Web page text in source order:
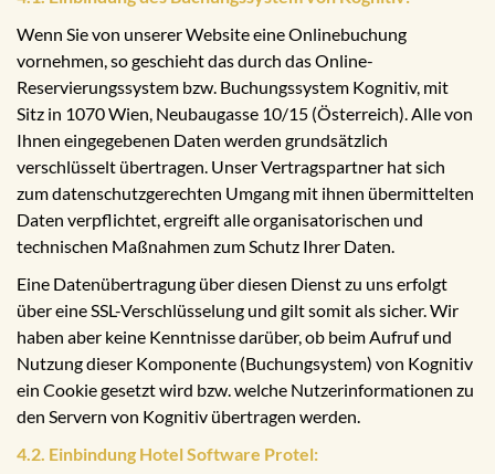
Wenn Sie von unserer Website eine Onlinebuchung
vornehmen, so geschieht das durch das Online-
Reservierungssystem bzw. Buchungssystem Kognitiv, mit
Sitz in 1070 Wien, Neubaugasse 10/15 (Österreich). Alle von
Ihnen eingegebenen Daten werden grundsätzlich
verschlüsselt übertragen. Unser Vertragspartner hat sich
zum datenschutzgerechten Umgang mit ihnen übermittelten
Daten verpflichtet, ergreift alle organisatorischen und
technischen Maßnahmen zum Schutz Ihrer Daten.
Eine Datenübertragung über diesen Dienst zu uns erfolgt
über eine SSL-Verschlüsselung und gilt somit als sicher. Wir
haben aber keine Kenntnisse darüber, ob beim Aufruf und
Nutzung dieser Komponente (Buchungsystem) von Kognitiv
ein Cookie gesetzt wird bzw. welche Nutzerinformationen zu
den Servern von Kognitiv übertragen werden.
4.2. Einbindung Hotel Software Protel: